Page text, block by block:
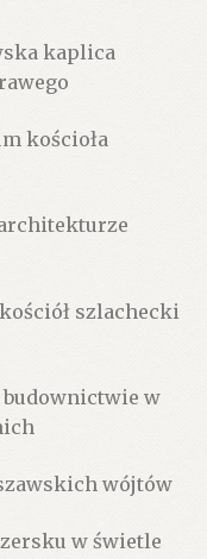
kaplica
kościoła
szlachecki
budownictwie w
wójtów
w świetle